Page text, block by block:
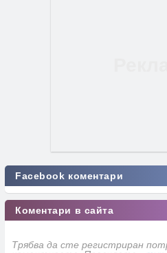
Facebook коментари
Коментари в сайта
Трябва да сте регистриран